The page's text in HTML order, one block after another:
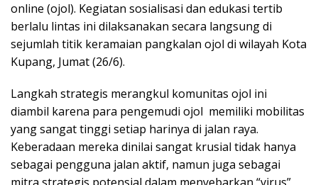
online (ojol). Kegiatan sosialisasi dan edukasi tertib
berlalu lintas ini dilaksanakan secara langsung di
sejumlah titik keramaian pangkalan ojol di wilayah Kota
Kupang, Jumat (26/6).
Langkah strategis merangkul komunitas ojol ini
diambil karena para pengemudi ojol memiliki mobilitas
yang sangat tinggi setiap harinya di jalan raya.
Keberadaan mereka dinilai sangat krusial tidak hanya
sebagai pengguna jalan aktif, namun juga sebagai